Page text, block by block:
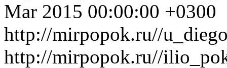
Mar 2015 00:00:00 +0300
http://mirpopok.ru//
http://mirpopok.ru//